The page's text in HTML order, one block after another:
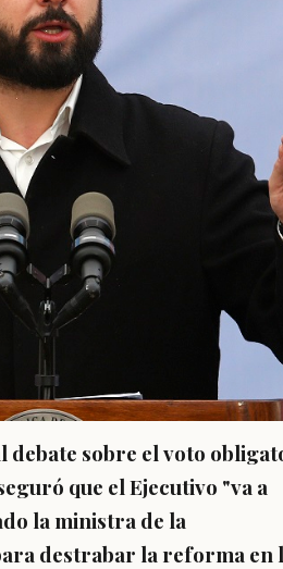
sobre el voto
que el Ejecutivo "va a
la ministra de la
destrabar la reforma en